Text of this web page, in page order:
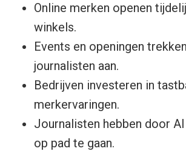
Online merken openen
winkels.
Events en openingen
journalisten aan.
Bedrijven investeren in
merkervaringen.
Journalisten hebben door
op pad te gaan.